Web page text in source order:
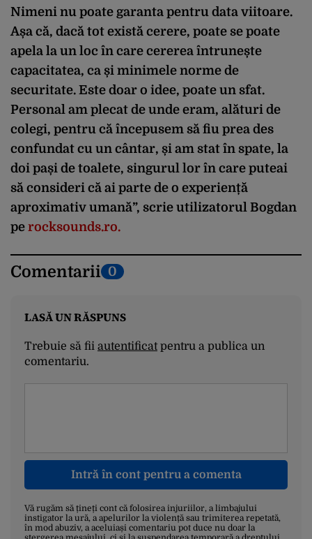
Nimeni nu poate garanta pentru data viitoare.
Așa că, dacă tot există cerere, poate se poate
apela la un loc în care cererea întrunește
capacitatea, ca și minimele norme de
securitate. Este doar o idee, poate un sfat.
Personal am plecat de unde eram, alături de
colegi, pentru că începusem să fiu prea des
confundat cu un cântar, și am stat în spate, la
doi pași de toalete, singurul lor în care puteai
să consideri că ai parte de o experiență
aproximativ umană”, scrie utilizatorul Bogdan
pe rocksounds.ro.
Comentarii 0
LASĂ UN RĂSPUNS
Trebuie să fii autentificatpentru a publica un
comentariu.
Intră în cont pentru a comenta
Vă rugăm să țineți cont că folosirea injuriilor, a limbajului
instigator la ură, a apelurilor la violență sau trimiterea repetată,
în mod abuziv, a aceluiași comentariu pot duce nu doar la